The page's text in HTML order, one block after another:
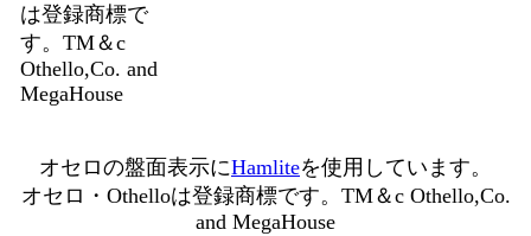
は登録商標で
す。TM＆c
Othello,Co. and
MegaHouse
オセロの盤面表示にHamliteを使用しています。
オセロ・Othelloは登録商標です。TM＆c Othello,Co.
and MegaHouse